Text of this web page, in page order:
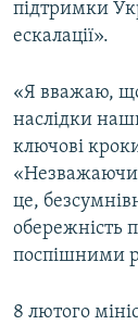
підтримки
ескалації».
«Я вважаю,
наслідки
ключові
«Незважаючи
це,
обережність
поспішними
8 лютого